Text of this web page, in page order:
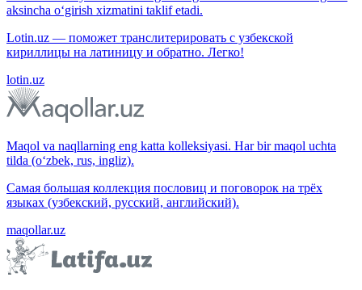
aksincha o‘girish xizmatini taklif etadi.
Lotin.uz — поможет транслитерировать с узбекской
кириллицы на латиницу и обратно. Легко!
lotin.uz
Maqol va naqllarning eng katta kolleksiyasi. Har bir maqol uchta
tilda (o‘zbek, rus, ingliz).
Самая большая коллекция пословиц и поговорок на трёх
языках (узбекский, русский, английский).
maqollar.uz